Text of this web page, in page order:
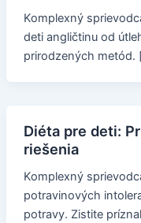
Komplexný
deti angličtinu od
prirodzených metód.
Diéta pre deti:
riešenia
Komplexný
potravinových
potravy. Zistite